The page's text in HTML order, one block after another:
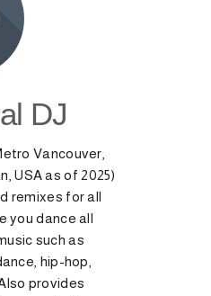
DJ
Vancouver,
USA as of 2025)
remixes for all
you dance all
such as
hip-hop,
provides